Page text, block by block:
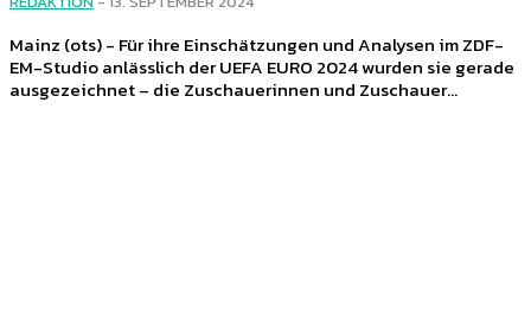
Mainz (ots) - Für ihre Einschätzungen und Analysen im ZDF-
EM-Studio anlässlich der UEFA EURO 2024 wurden sie gerade
ausgezeichnet – die Zuschauerinnen und Zuschauer...